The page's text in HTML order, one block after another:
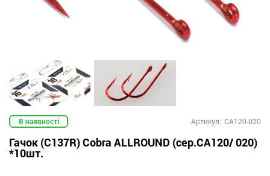
В наявності Артикул: CA120-020
Гачок (C137R) Cobra ALLROUND (сер.CA120/ 020)
*10шт.